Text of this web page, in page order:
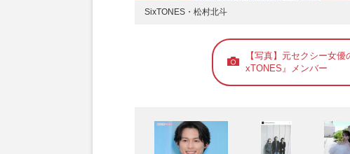
SixTONES・松村北斗
【写真】元セクシー女
xTONES』メンバー